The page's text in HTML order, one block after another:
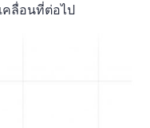
คลื่อนที่ต่อไป